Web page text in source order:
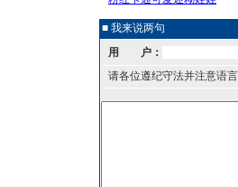
■ 我来说两句
用 户：
请各位遵纪守法并注意语言